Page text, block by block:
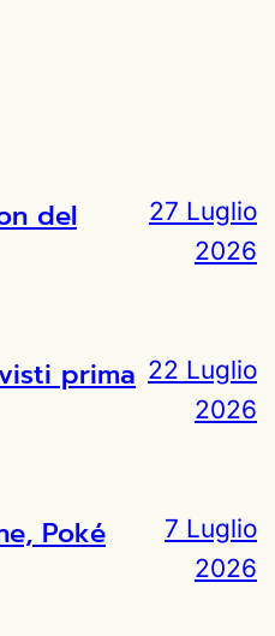
del
27 Luglio
2026
prima 22 Luglio
2026
Poké
7 Luglio
2026